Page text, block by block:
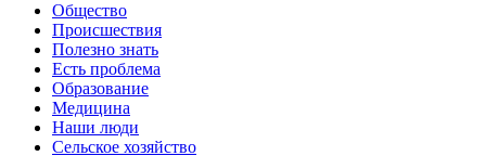
Общество
Происшествия
Полезно знать
Есть проблема
Образование
Медицина
Наши люди
Сельское хозяйство